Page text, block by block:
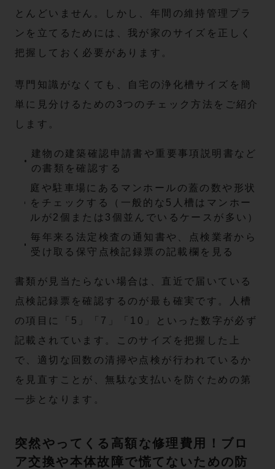
とんどいません。しかし、年間の維持管理プラ
ンを立てるためには、我が家のサイズを正しく
把握しておく必要があります。
専門知識がなくても、自宅の浄化槽サイズを簡
単に見分けるための3つのチェック方法をご紹介
します。
建物の建築確認申請書や重要事項説明書など
の書類を確認する
庭や駐車場にあるマンホールの蓋の数や形状
をチェックする（一般的な5人槽はマンホー
ルが2個または3個並んでいるケースが多い）
毎年来る法定検査の通知書や、点検業者から
受け取る保守点検記録票の記載欄を見る
書類が見当たらない場合は、直近で届いている
点検記録票を確認するのが最も確実です。人槽
の項目に「5」「7」「10」といった数字が必ず
記載されています。このサイズを把握した上
で、適切な回数の清掃や点検が行われているか
を見直すことが、無駄な支払いを防ぐための第
一歩となります。
突然やってくる高額な修理費用！ブロ
ア交換や本体故障で慌てないための防